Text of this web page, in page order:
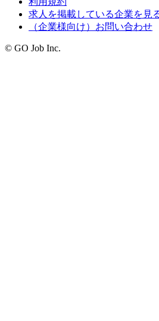
求人を掲載している企業を見
（企業様向け）お問い合わせ
© GO Job Inc.